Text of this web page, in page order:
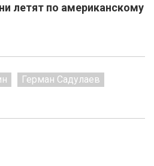
летят по американскому
Герман Садулаев